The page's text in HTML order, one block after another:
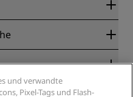
und verwandte
Pixel-Tags und Flash-